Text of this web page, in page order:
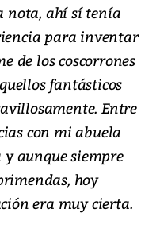
nota, ahí sí tenía
para inventar
de los coscorrones
fantásticos
Entre
con mi abuela
aunque siempre
hoy
era muy cierta.